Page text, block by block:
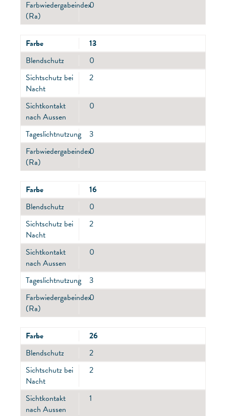
Farbwiedergabeindex
(Ra)
0
Farbe
13
Blendschutz
0
Sichtschutz bei
Nacht
2
Sichtkontakt
nach Aussen
0
Tageslichtnutzung
3
Farbwiedergabeindex
(Ra)
0
Farbe
16
Blendschutz
0
Sichtschutz bei
Nacht
2
Sichtkontakt
nach Aussen
0
Tageslichtnutzung
3
Farbwiedergabeindex
(Ra)
0
Farbe
26
Blendschutz
2
Sichtschutz bei
Nacht
2
Sichtkontakt
nach Aussen
1